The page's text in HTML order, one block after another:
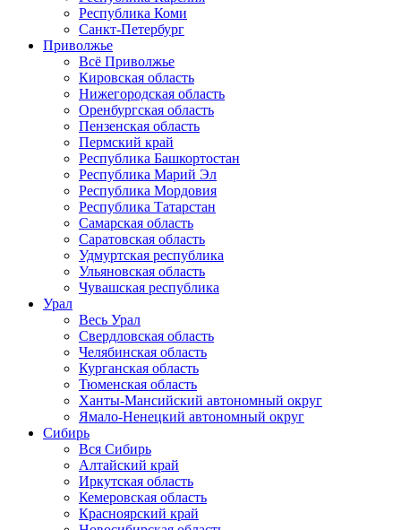
Республика Коми
Санкт-Петербург
Приволжье
Всё Приволжье
Кировская область
Нижегородская область
Оренбургская область
Пензенская область
Пермский край
Республика Башкортостан
Республика Марий Эл
Республика Мордовия
Республика Татарстан
Самарская область
Саратовская область
Удмуртская республика
Ульяновская область
Чувашская республика
Урал
Весь Урал
Свердловская область
Челябинская область
Курганская область
Тюменская область
Ханты-Мансийский автономный округ
Ямало-Ненецкий автономный округ
Сибирь
Вся Сибирь
Алтайский край
Иркутская область
Кемеровская область
Красноярский край